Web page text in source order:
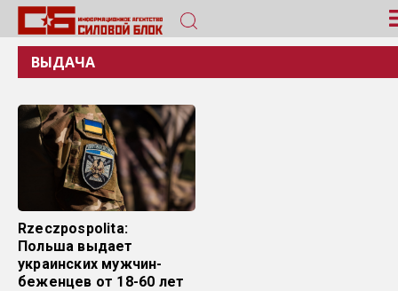
ВЫДАЧА
Rzeczpospolita:
Польша выдает
украинских мужчин-
беженцев от 18-60 лет